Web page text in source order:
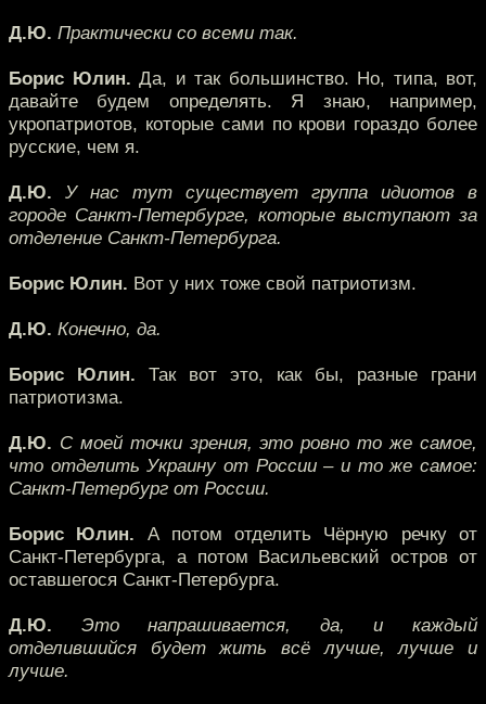
Д.Ю. Практически со всеми так.
Борис Юлин. Да, и так большинство. Но, типа, вот,
давайте будем определять. Я знаю, например,
укропатриотов, которые сами по крови гораздо более
русские, чем я.
Д.Ю. У нас тут существует группа идиотов в
городе Санкт-Петербурге, которые выступают за
отделение Санкт-Петербурга.
Борис Юлин. Вот у них тоже свой патриотизм.
Д.Ю. Конечно, да.
Борис Юлин. Так вот это, как бы, разные грани
патриотизма.
Д.Ю. С моей точки зрения, это ровно то же самое,
что отделить Украину от России – и то же самое:
Санкт-Петербург от России.
Борис Юлин. А потом отделить Чёрную речку от
Санкт-Петербурга, а потом Васильевский остров от
оставшегося Санкт-Петербурга.
Д.Ю. Это напрашивается, да, и каждый
отделившийся будет жить всё лучше, лучше и
лучше.